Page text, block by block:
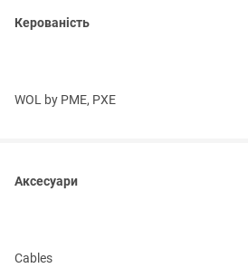
Керованість
WOL by PME, PXE
Аксесуари
Cables